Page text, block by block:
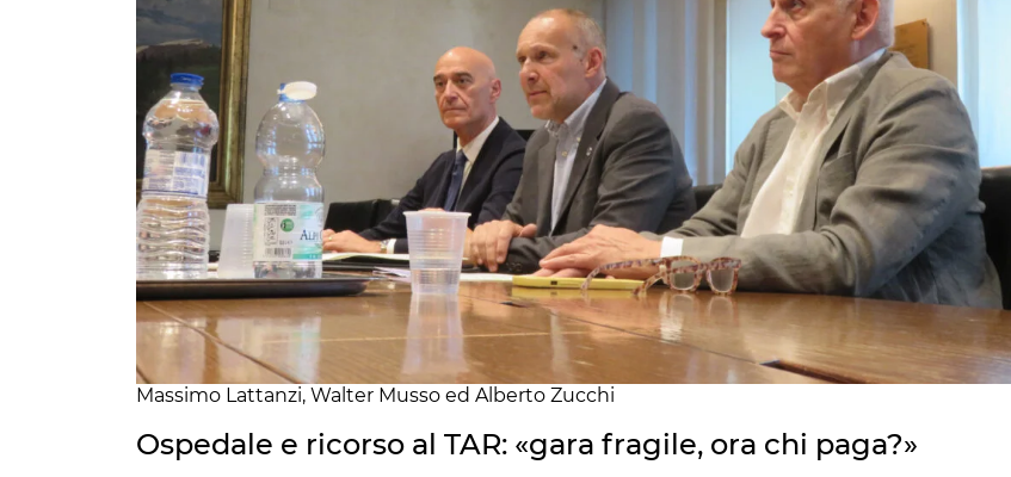
Massimo Lattanzi, Walter Musso ed Alberto Zucchi
Ospedale e ricorso al TAR: «gara fragile, ora chi paga?»